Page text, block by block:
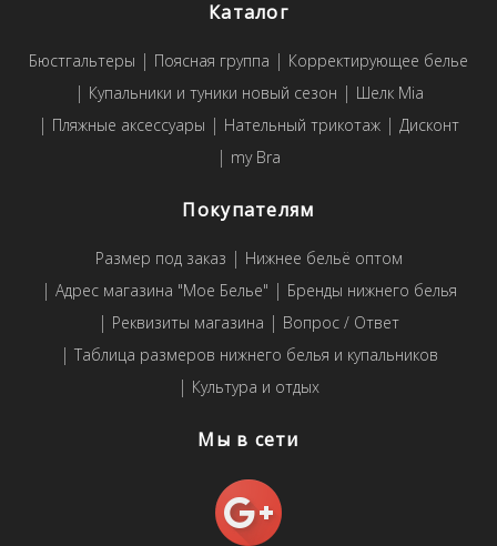
Каталог
Бюстгальтеры Поясная группа
Корректирующее белье
Купальники и туники новый сезон
Шелк Mia
Пляжные аксессуары
Нательный трикотаж
Дисконт
my Bra
Покупателям
Размер под заказ
Нижнее бельё оптом
Адрес магазина "Мое Белье"
Бренды нижнего белья
Реквизиты магазина
Вопрос / Ответ
Таблица размеров нижнего белья и купальников
Культура и отдых
Мы в сети